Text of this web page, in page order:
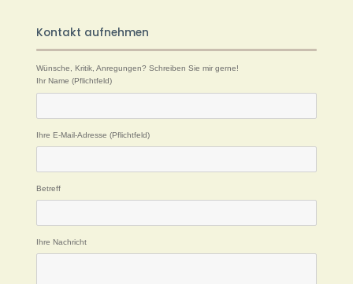
Kontakt aufnehmen
Wünsche, Kritik, Anregungen? Schreiben Sie mir gerne!
Ihr Name (Pflichtfeld)
Ihre E-Mail-Adresse (Pflichtfeld)
Betreff
Ihre Nachricht